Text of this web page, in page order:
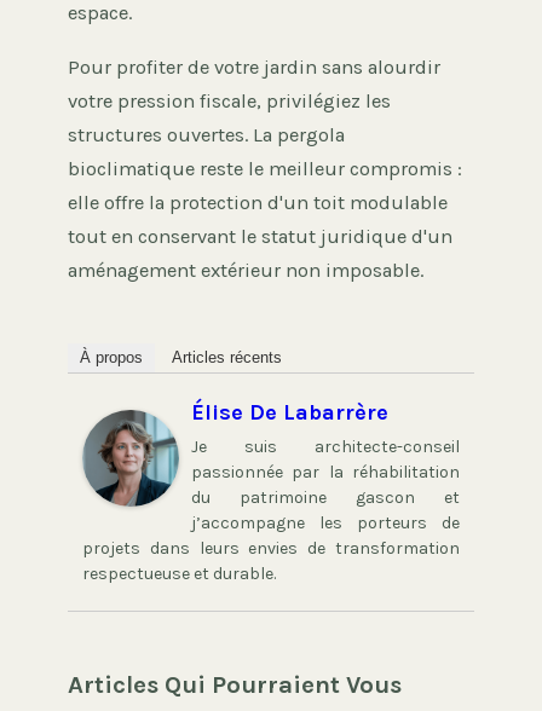
espace.
Pour profiter de votre jardin sans alourdir
votre pression fiscale, privilégiez les
structures ouvertes. La pergola
bioclimatique reste le meilleur compromis :
elle offre la protection d'un toit modulable
tout en conservant le statut juridique d'un
aménagement extérieur non imposable.
À propos Articles récents
Élise De Labarrère
Je suis architecte-conseil
passionnée par la réhabilitation
du patrimoine gascon et
j’accompagne les porteurs de
projets dans leurs envies de transformation
respectueuse et durable.
Articles Qui Pourraient Vous